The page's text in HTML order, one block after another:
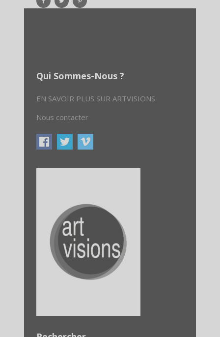
Qui Sommes-Nous ?
EN SAVOIR PLUS SUR ARTVISIONS
Nous contacter